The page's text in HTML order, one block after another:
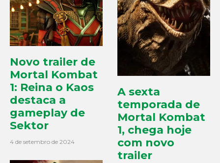
Novo trailer de
Mortal Kombat
1: Reina o Kaos
destaca a
gameplay de
Sektor
4 de setembro de 2024
A sexta
temporada de
Mortal Kombat
1, chega hoje
com novo
trailer